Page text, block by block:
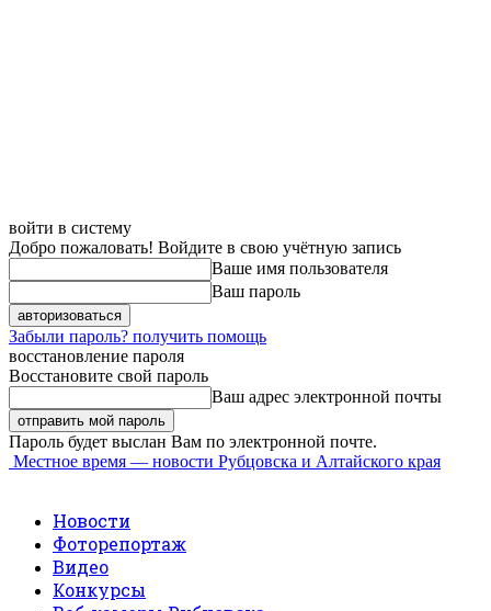
войти в систему
Добро пожаловать! Войдите в свою учётную запись
Ваше имя пользователя
Ваш пароль
Забыли пароль? получить помощь
восстановление пароля
Восстановите свой пароль
Ваш адрес электронной почты
Пароль будет выслан Вам по электронной почте.
Местное время — новости Рубцовска и Алтайского края
Новости
Фоторепортаж
Видео
Конкурсы